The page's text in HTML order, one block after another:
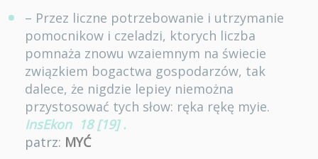
– Przez liczne potrzebowanie i utrzymanie
pomocnikow i czeladzi, ktorych liczba
pomnaża znowu wzaiemnym na świecie
związkiem bogactwa gospodarzów, tak
dalece, że nigdzie lepiey niemożna
przystosować tych słow: ręka rękę myie.
InsEkon 18 [19] .
patrz: MYĆ